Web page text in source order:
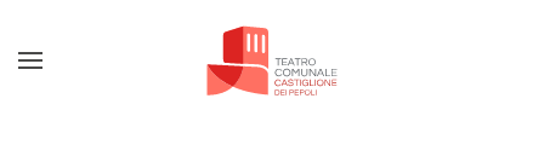
Skip to main content